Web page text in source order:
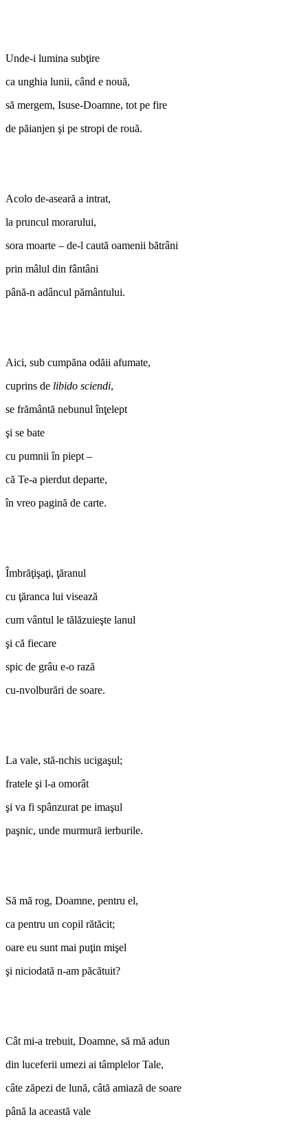
Unde-i lumina subţire
ca unghia lunii, când e nouă,
să mergem, Isuse-Doamne, tot pe fire
de păianjen şi pe stropi de rouă.
Acolo de-aseară a intrat,
la pruncul morarului,
sora moarte – de-l caută oamenii bătrâni
prin mâlul din fântâni
până-n adâncul pământului.
Aici, sub cumpăna odăii afumate,
cuprins de libido sciendi,
se frământă nebunul înţelept
şi se bate
cu pumnii în piept –
că Te-a pierdut departe,
în vreo pagină de carte.
Îmbrăţişaţi, ţăranul
cu ţăranca lui visează
cum vântul le tălăzuieşte lanul
şi că fiecare
spic de grâu e-o rază
cu-nvolburări de soare.
La vale, stă-nchis ucigaşul;
fratele şi l-a omorât
şi va fi spânzurat pe imaşul
paşnic, unde murmură ierburile.
Să mă rog, Doamne, pentru el,
ca pentru un copil rătăcit;
oare eu sunt mai puţin mişel
şi niciodată n-am păcătuit?
Cât mi-a trebuit, Doamne, să mă adun
din luceferii umezi ai tâmplelor Tale,
câte zăpezi de lună, câtă amiază de soare
până la această vale